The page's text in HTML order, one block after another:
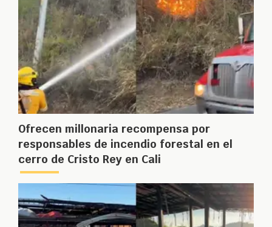
Ofrecen millonaria recompensa por
responsables de incendio forestal en el
cerro de Cristo Rey en Cali